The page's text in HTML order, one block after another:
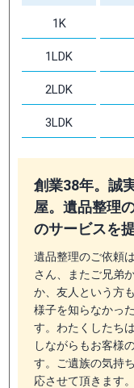
1K
1LDK
2LDK
3LDK
創業38年。誠
屋。遺品整理
のサービスを提
遺品整理のご依頼
さん、またご兄弟
か、友人という方
様子を知らなかっ
す。わたくしたち
しながらもお客様
す。ご遺族の気持
応させて頂きます